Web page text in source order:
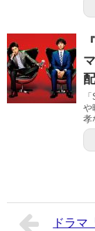
や
孝
ドラマ